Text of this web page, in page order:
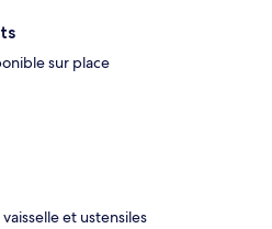
sur place
et ustensiles